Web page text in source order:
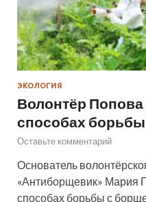
ЭКОЛОГИЯ
Волонтёр Попова
способах
Оставьте комментарий
Основатель
«Антиборщевик» Мария
способах борьбы с